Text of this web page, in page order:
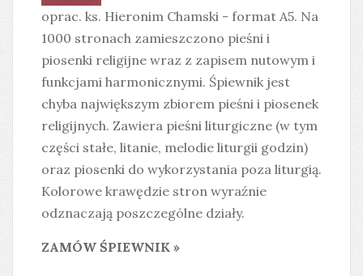
oprac. ks. Hieronim Chamski - format A5. Na
1000 stronach zamieszczono pieśni i
piosenki religijne wraz z zapisem nutowym i
funkcjami harmonicznymi. Śpiewnik jest
chyba największym zbiorem pieśni i piosenek
religijnych. Zawiera pieśni liturgiczne (w tym
części stałe, litanie, melodie liturgii godzin)
oraz piosenki do wykorzystania poza liturgią.
Kolorowe krawędzie stron wyraźnie
odznaczają poszczególne działy.
ZAMÓW ŚPIEWNIK »